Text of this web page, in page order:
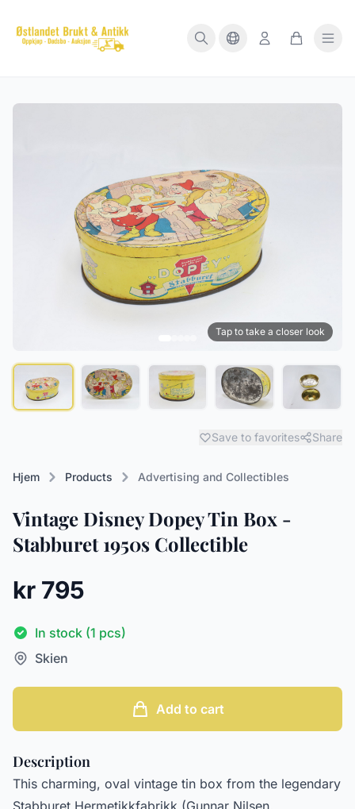
Tap to take a closer look
Save to favorites Share
Hjem Products Advertising and Collectibles
Vintage Disney Dopey Tin Box -
Stabburet 1950s Collectible
kr 795
In stock (1 pcs)
Skien
Add to cart
Description
This charming, oval vintage tin box from the legendary
Stabburet Hermetikkfabrikk (Gunnar Nilsen,